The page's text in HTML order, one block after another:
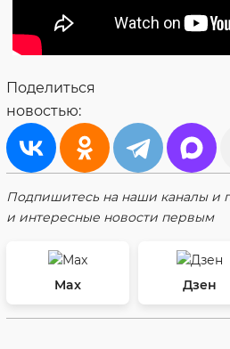
Поделиться
новостью:
Подпишитесь на наши каналы и
и интересные новости первым
Max Дзен